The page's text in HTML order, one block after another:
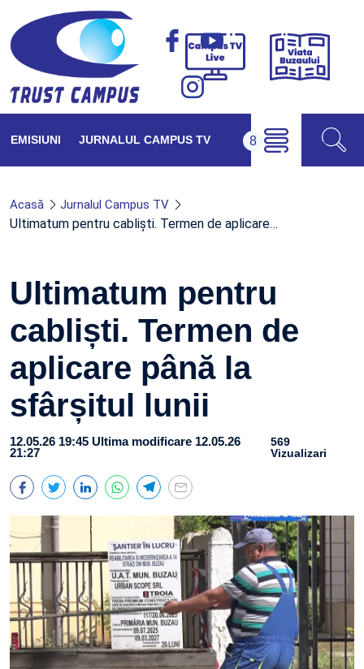
Campus
Viața
EMISIUNI JURNALUL CAMPUS TV
Acasă Jurnalul Campus TV
Ultimatum pentru cabliști. Termen de aplicare…
Ultimatum pentru
cabliști. Termen de
aplicare până la
sfârșitul lunii
12.05.26 19:45 Ultima modificare 12.05.26
21:27
569
Vizualizari